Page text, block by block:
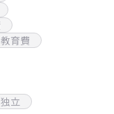
育費
立